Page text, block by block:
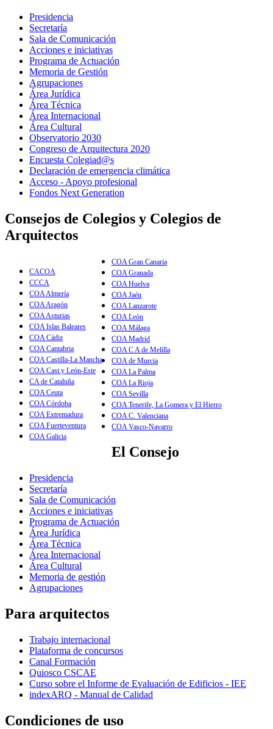
Presidencia
Secretaría
Sala de Comunicación
Acciones e iniciativas
Programa de Actuación
Memoria de Gestión
Agrupaciones
Área Jurídica
Área Técnica
Área Internacional
Área Cultural
Observatorio 2030
Congreso de Arquitectura 2020
Encuesta Colegiad@s
Declaración de emergencia climática
Acceso - Apoyo profesional
Fondos Next Generation
Consejos de Colegios y Colegios de
Arquitectos
CACOA
CCCA
COA Almería
COA Aragón
COA Asturias
COA Islas Baleares
COA Cádiz
COA Cantabria
COA Castilla-La Mancha
COA Cast.y León-Este
CA de Cataluña
COA Ceuta
COA Córdoba
COA Extremadura
COA Fuerteventura
COA Galicia
COA Gran Canaria
COA Granada
COA Huelva
COA Jaén
COA Lanzarote
COA León
COA Málaga
COA Madrid
COA C A de Melilla
COA de Murcia
COA La Palma
COA La Rioja
COA Sevilla
COA Tenerife, La Gomera y El Hierro
COA C. Valenciana
COA Vasco-Navarro
El Consejo
Presidencia
Secretaría
Sala de Comunicación
Acciones e iniciativas
Programa de Actuación
Área Jurídica
Área Técnica
Área Internacional
Área Cultural
Memoria de gestión
Agrupaciones
Para arquitectos
Trabajo internacional
Plataforma de concursos
Canal Formación
Quiosco CSCAE
Curso sobre el Informe de Evaluación de Edificios - IEE
indexARQ - Manual de Calidad
Condiciones de uso